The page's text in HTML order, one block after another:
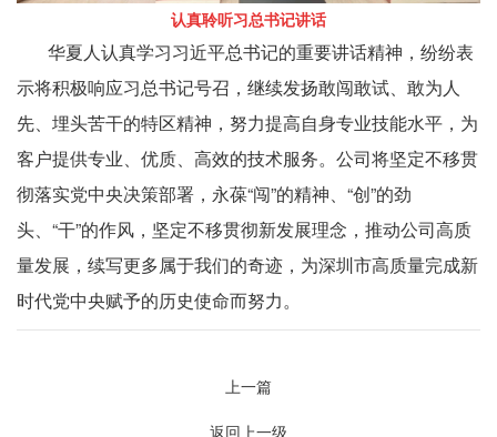
认真聆听习总书记讲话
华夏人认真学习习近平总书记的重要讲话精神，纷纷表
示将积极响应习总书记号召，继续发扬敢闯敢试、敢为人
先、埋头苦干的特区精神，努力提高自身专业技能水平，为
客户提供专业、优质、高效的技术服务。公司将坚定不移贯
彻落实党中央决策部署，永葆“闯”的精神、“创”的劲
头、“干”的作风，坚定不移贯彻新发展理念，推动公司高质
量发展，续写更多属于我们的奇迹，为深圳市高质量完成新
时代党中央赋予的历史使命而努力。
上一篇
返回上一级